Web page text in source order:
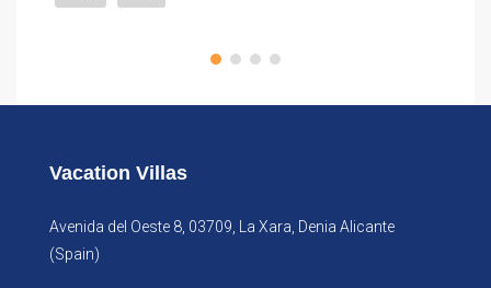
Vacation Villas
Avenida del Oeste 8, 03709, La Xara, Denia Alicante
(Spain)